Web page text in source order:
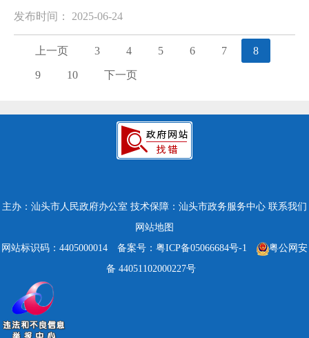
发布时间： 2025-06-24
上一页 3 4 5 6 7 8
9 10 下一页
主办：汕头市人民政府办公室 技术保障：汕头市政务服务中心 联系我们
网站地图
网站标识码：4405000014
备案号：粤ICP备05066684号-1
粤公网安
备 44051102000227号